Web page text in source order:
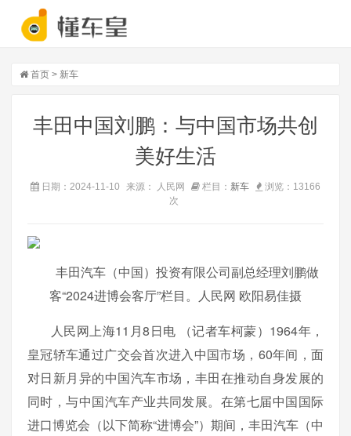
首页 > 新车
丰田中国刘鹏：与中国市场共创
美好生活
日期：2024-11-10 来源： 人民网 栏目： 新车 浏览： 13166
次
丰田汽车（中国）投资有限公司副总经理刘鹏做
客“2024进博会客厅”栏目。人民网 欧阳易佳摄
人民网上海11月8日电 （记者车柯蒙）1964年，
皇冠轿车通过广交会首次进入中国市场，60年间，面
对日新月异的中国汽车市场，丰田在推动自身发展的
同时，与中国汽车产业共同发展。在第七届中国国际
进口博览会（以下简称“进博会”）期间，丰田汽车（中